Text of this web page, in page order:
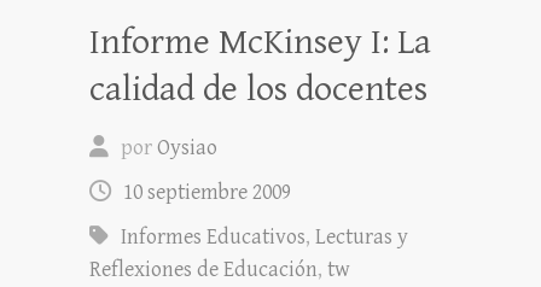
Informe McKinsey I: La
calidad de los docentes
porOysiao
10 septiembre 2009
Informes Educativos, Lecturas y
Reflexiones de Educación, tw